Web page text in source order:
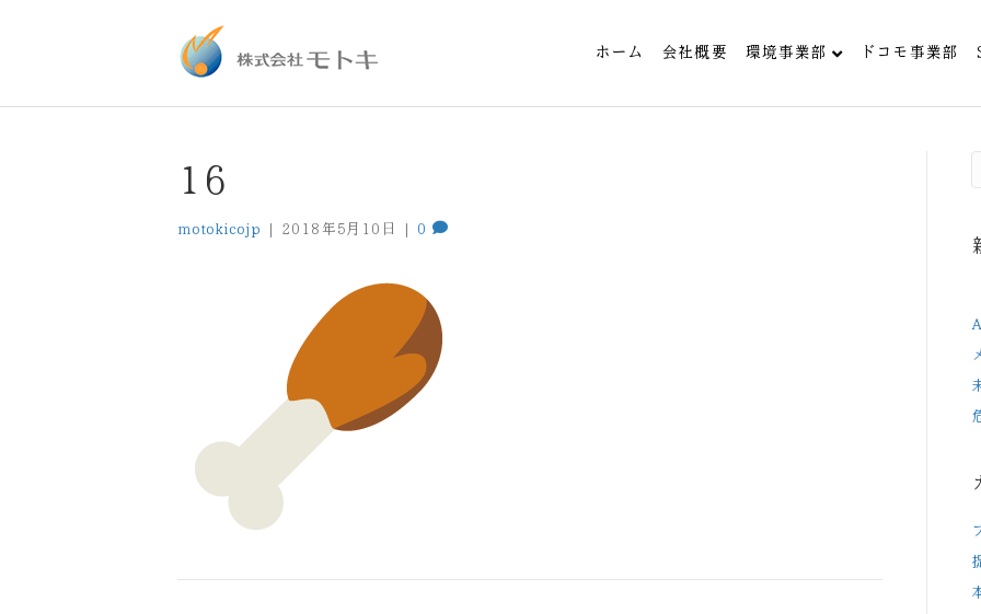
ホーム 会社概要 環境事業部 ドコモ事業部
16
motokicojp | 2018年5月10日 | 0